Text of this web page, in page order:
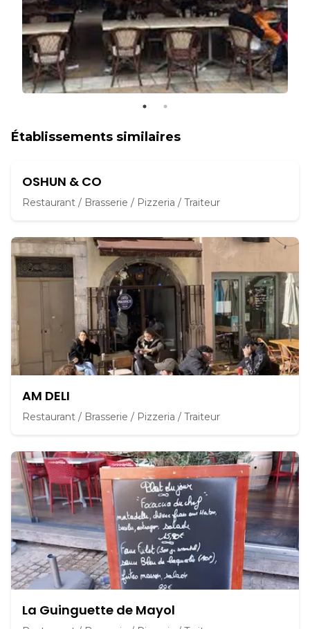
Établissements similaires
OSHUN & CO
Restaurant / Brasserie / Pizzeria / Traiteur
AM DELI
Restaurant / Brasserie / Pizzeria / Traiteur
La Guinguette de Mayol